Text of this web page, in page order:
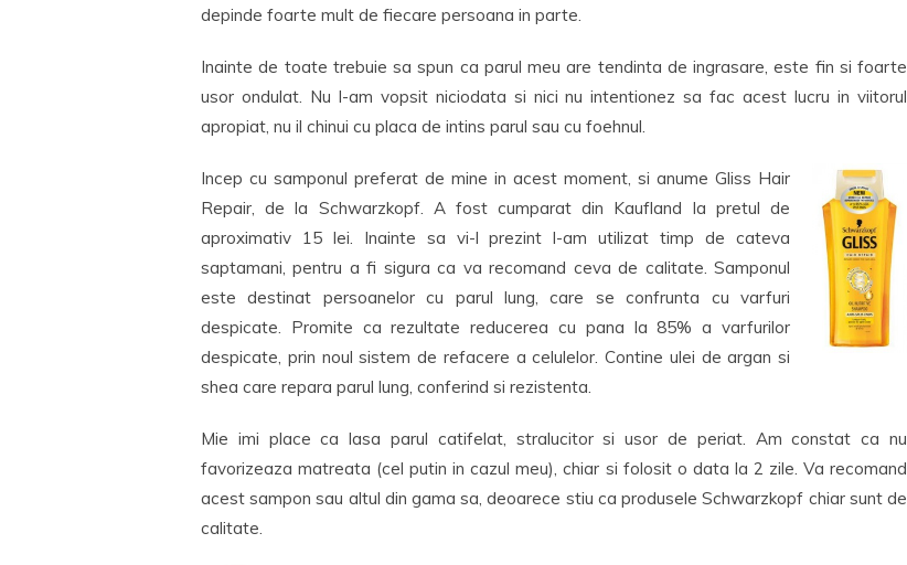
depinde foarte mult de fiecare persoana in parte.
Inainte de toate trebuie sa spun ca parul meu are tendinta de ingrasare, este fin si foarte
usor ondulat. Nu l-am vopsit niciodata si nici nu intentionez sa fac acest lucru in viitorul
apropiat, nu il chinui cu placa de intins parul sau cu foehnul.
Incep cu samponul preferat de mine in acest moment, si anume Gliss Hair
Repair, de la Schwarzkopf. A fost cumparat din Kaufland la pretul de
aproximativ 15 lei. Inainte sa vi-l prezint l-am utilizat timp de cateva
saptamani, pentru a fi sigura ca va recomand ceva de calitate. Samponul
este destinat persoanelor cu parul lung, care se confrunta cu varfuri
despicate. Promite ca rezultate reducerea cu pana la 85% a varfurilor
despicate, prin noul sistem de refacere a celulelor. Contine ulei de argan si
shea care repara parul lung, conferind si rezistenta.
Mie imi place ca lasa parul catifelat, stralucitor si usor de periat. Am constat ca nu
favorizeaza matreata (cel putin in cazul meu), chiar si folosit o data la 2 zile. Va recomand
acest sampon sau altul din gama sa, deoarece stiu ca produsele Schwarzkopf chiar sunt de
calitate.